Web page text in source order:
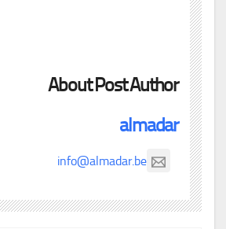
About Post Author
almadar
info@almadar.be